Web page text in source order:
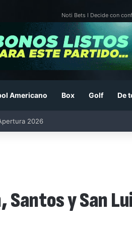
Noti Bets I Decide con
Americano Box Golf De
y todo lo que debes saber
y San